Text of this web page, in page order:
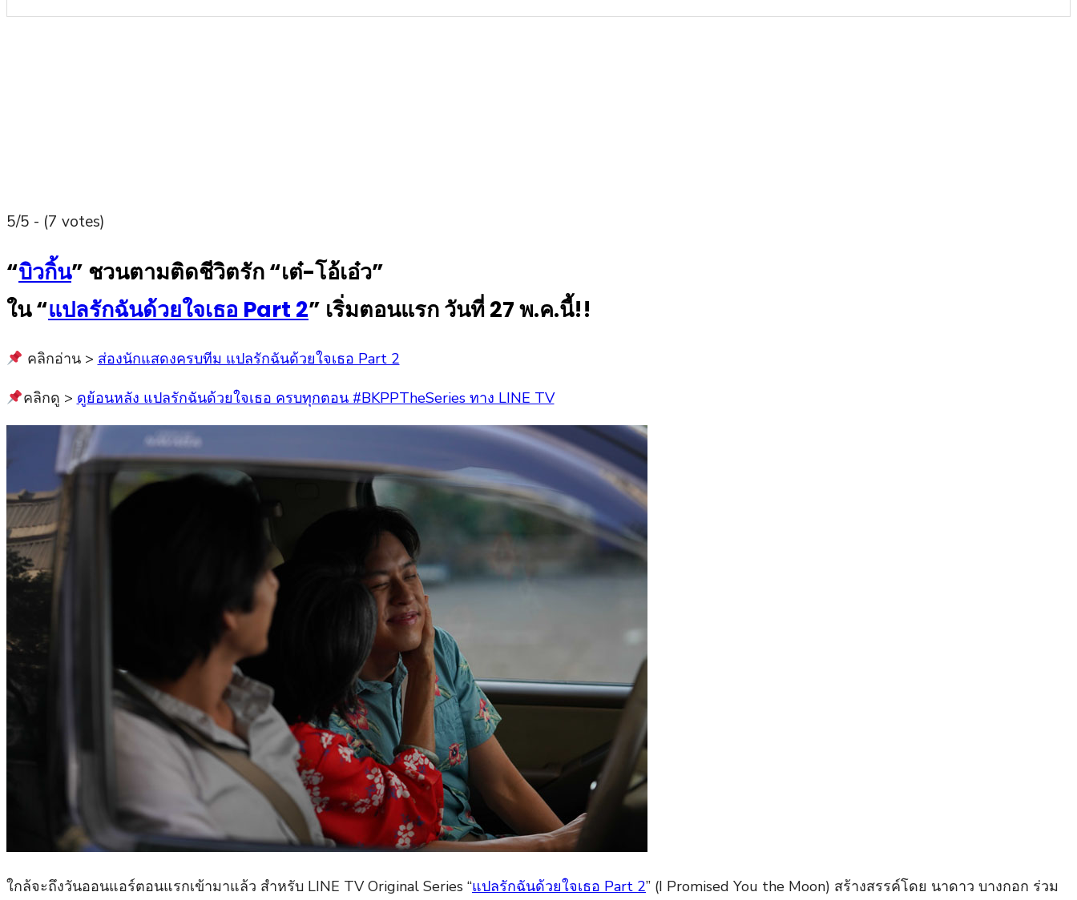
5/5 - (7 votes)
“บิวกิ้น” ชวนตามติดชีวิตรัก “เต๋-โอ้เอ๋ว”
ใน “แปลรักฉันด้วยใจเธอ Part 2” เริ่มตอนแรก วันที่ 27 พ.ค.นี้!!
คลิกอ่าน > ส่องนักแสดงครบทีม แปลรักฉันด้วยใจเธอ Part 2
คลิกดู > ดูย้อนหลัง แปลรักฉันด้วยใจเธอ ครบทุกตอน #BKPPTheSeries ทาง LINE TV
ใกล้จะถึงวันออนแอร์ตอนแรกเข้ามาแล้ว สำหรับ LINE TV Original Series “แปลรักฉันด้วยใจเธอ Part 2” (I Promised You the Moon) สร้างสรรค์โดย นาดาว บางกอก ร่วม